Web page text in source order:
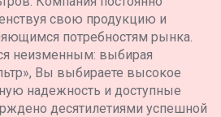
свою продукцию и
потребностям рынка.
неизменным: выбирая
Вы выбираете высокое
надежность и доступные
десятилетиями успешной